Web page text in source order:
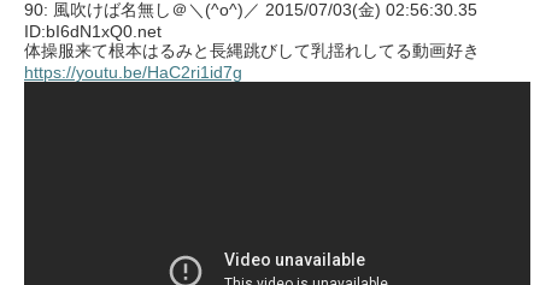
90: 風吹けば名無し＠＼(^o^)／ 2015/07/03(金) 02:56:30.35
ID:bI6dN1xQ0.net
体操服来て根本はるみと長縄跳びして乳揺れしてる動画好き
https://youtu.be/HaC2ri1id7g